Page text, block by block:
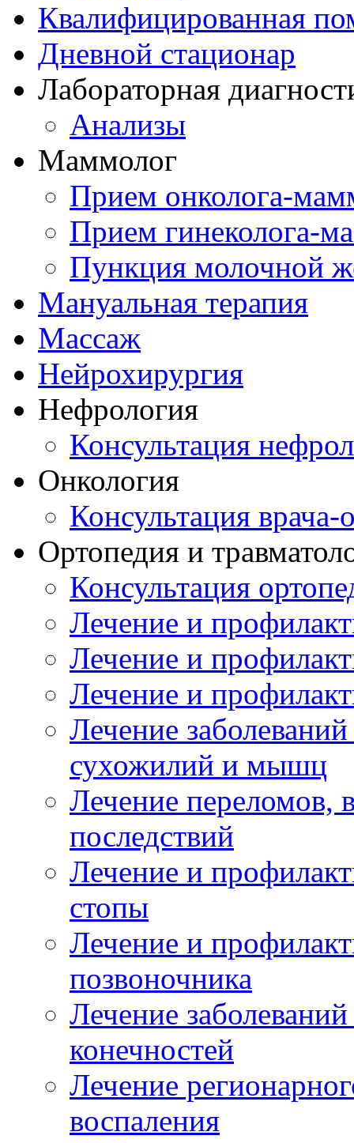
Квалифицированная
Дневной стационар
Лабораторная
Анализы
Маммолог
Прием онколога-
Прием гинеколога-
Пункция молочной
Мануальная терапия
Массаж
Нейрохирургия
Нефрология
Консультация
Онкология
Консультация врача-
Ортопедия и
Консультация
Лечение и
Лечение и
Лечение и
Лечение
сухожилий и мышц
Лечение переломов,
последствий
Лечение и
стопы
Лечение и
позвоночника
Лечение
конечностей
Лечение
воспаления